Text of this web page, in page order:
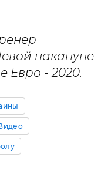
накануне
Евро - 2020.